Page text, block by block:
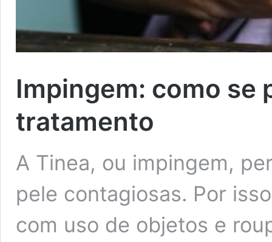
Impingem: como se
tratamento
A Tinea, ou impingem,
pele contagiosas. Por
com uso de objetos e